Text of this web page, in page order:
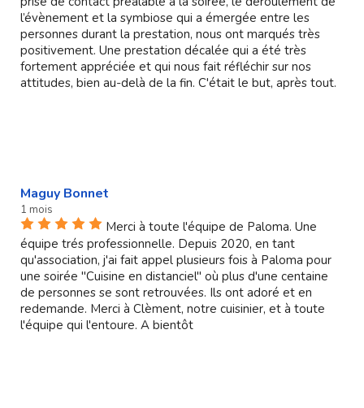
l’évènement et la symbiose qui a émergée entre les
personnes durant la prestation, nous ont marqués très
positivement. Une prestation décalée qui a été très
fortement appréciée et qui nous fait réfléchir sur nos
attitudes, bien au-delà de la fin. C'était le but, après tout.
Maguy Bonnet
1 mois
Merci à toute l'équipe de Paloma. Une
équipe trés professionnelle. Depuis 2020, en tant
qu'association, j'ai fait appel plusieurs fois à Paloma pour
une soirée "Cuisine en distanciel" où plus d'une centaine
de personnes se sont retrouvées. Ils ont adoré et en
redemande. Merci à Clèment, notre cuisinier, et à toute
l'équipe qui l'entoure. A bientôt